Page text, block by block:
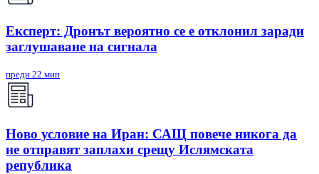
Експерт: Дронът вероятно се е отклонил заради
заглушаване на сигнала
преди 22 мин
Ново условие на Иран: САЩ повече никога да
не отправят заплахи срещу Ислямската
република